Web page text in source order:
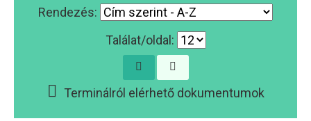
Rendezés:
Találat/oldal:
Terminálról elérhető dokumentumok